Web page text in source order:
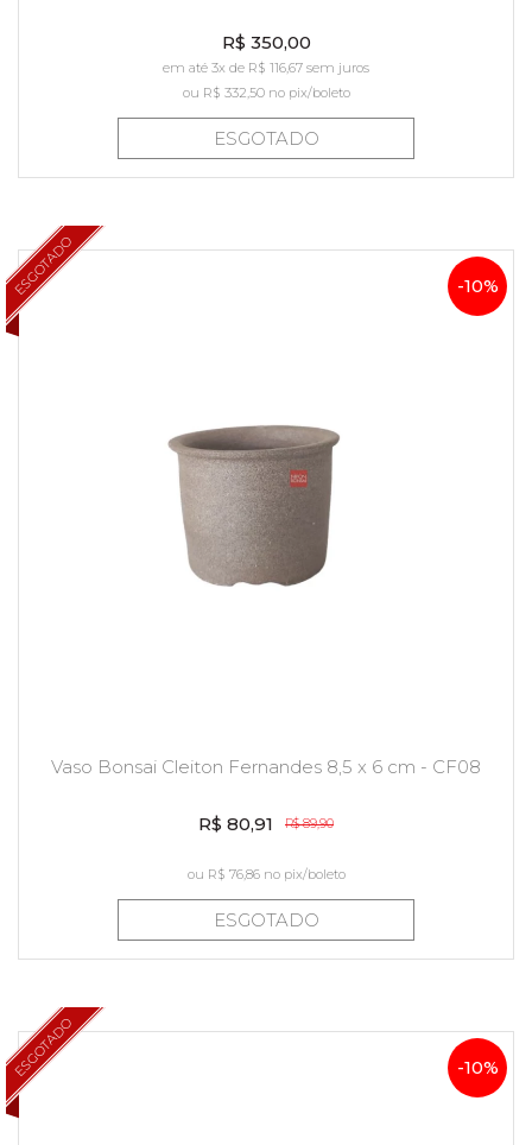
R$ 350,00
em até 3x de R$ 116,67 sem juros
ou R$ 332,50no pix/boleto
ESGOTADO
ESGOTADO
Vaso Bonsai Cleiton Fernandes 8,5 x 6 cm - CF08
-10%
R$ 80,91 R$ 89,90
ou R$ 76,86no pix/boleto
ESGOTADO
ESGOTADO -10%